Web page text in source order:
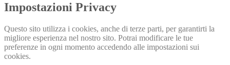
Impostazioni Privacy
Questo sito utilizza i cookies, anche di terze parti, per garantirti la
migliore esperienza nel nostro sito. Potrai modificare le tue
preferenze in ogni momento accedendo alle impostazioni sui
cookies.